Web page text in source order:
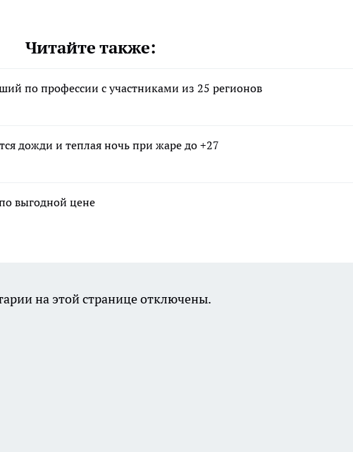
Читайте также:
по профессии с участниками из 25 регионов
дожди и теплая ночь при жаре до +27
выгодной цене
на этой странице отключены.